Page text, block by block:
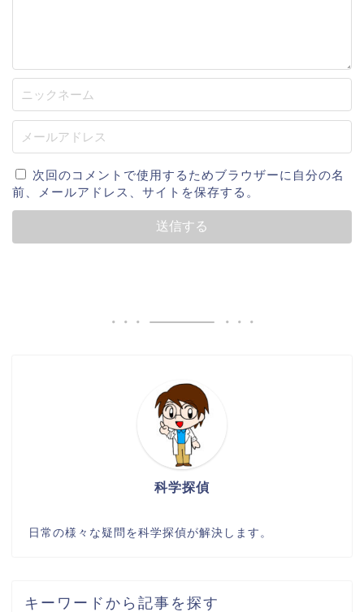
次回のコメントで使用するためブラウザーに自分の名
前、メールアドレス、サイトを保存する。
科学探偵
日常の様々な疑問を科学探偵が解決します。
キーワードから記事を探す